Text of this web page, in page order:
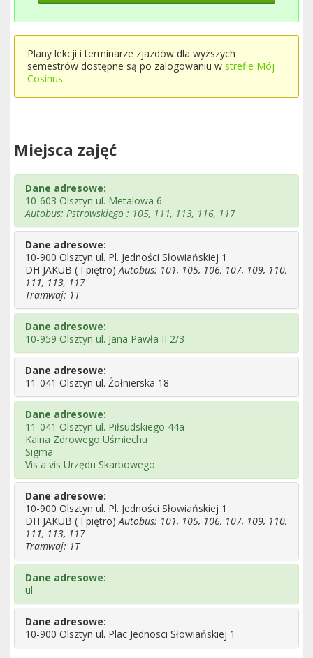
Plany lekcji i terminarze zjazdów dla wyższych
semestrów dostępne są po zalogowaniu w strefie Mój
Cosinus
Miejsca zajęć
Dane adresowe:
10-603 Olsztyn ul. Metalowa 6
Autobus: Pstrowskiego : 105, 111, 113, 116, 117
Dane adresowe:
10-900 Olsztyn ul. Pl. Jedności Słowiańskiej 1
DH JAKUB ( I piętro)Autobus: 101, 105, 106, 107, 109, 110,
111, 113, 117
Tramwaj: 1T
Dane adresowe:
10-959 Olsztyn ul. Jana Pawła II 2/3
Dane adresowe:
11-041 Olsztyn ul. Żołnierska 18
Dane adresowe:
11-041 Olsztyn ul. Piłsudskiego 44a
Kaina Zdrowego Uśmiechu
Sigma
Vis a vis Urzędu Skarbowego
Dane adresowe:
10-900 Olsztyn ul. Pl. Jedności Słowiańskiej 1
DH JAKUB ( I piętro)Autobus: 101, 105, 106, 107, 109, 110,
111, 113, 117
Tramwaj: 1T
Dane adresowe:
ul.
Dane adresowe:
10-900 Olsztyn ul. Plac Jednosci Słowiańskiej 1